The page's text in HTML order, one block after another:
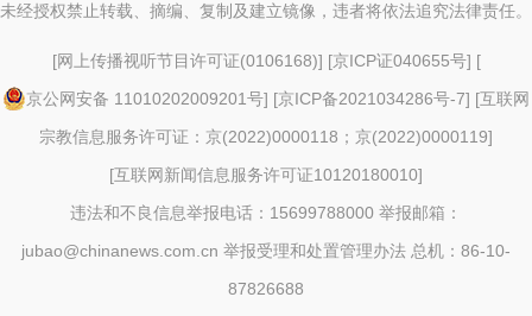
未经授权禁止转载、摘编、复制及建立镜像，违者将依法追究法律责任。
[网上传播视听节目许可证(0106168)] [京ICP证040655号] [
京公网安备 11010202009201号] [京ICP备2021034286号-7] [互联网
宗教信息服务许可证：京(2022)0000118；京(2022)0000119]
[互联网新闻信息服务许可证10120180010]
违法和不良信息举报电话：15699788000 举报邮箱：
jubao@chinanews.com.cn 举报受理和处置管理办法 总机：86-10-
87826688